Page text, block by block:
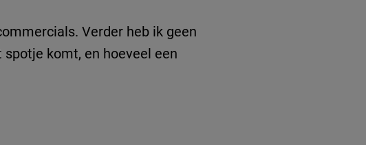
Verder heb ik geen
komt, en hoeveel een